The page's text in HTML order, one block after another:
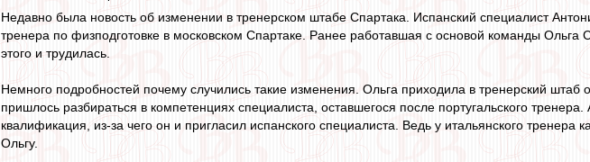
Недавно была новость об изменении в тренерском штабе Спартака. Испанский специалист
тренера по физподготовке в московском Спартаке. Ранее работавшая с основой команды
этого и трудилась.
Немного подробностей почему случились такие изменения. Ольга приходила в тренерский
пришлось разбираться в компетенциях специалиста, оставшегося после португальского
квалификация, из-за чего он и пригласил испанского специалиста. Ведь у итальянского
Ольгу.